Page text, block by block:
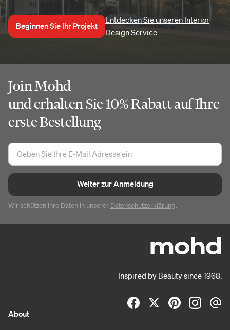
Beginnen Sie Ihr Projekt
Entdecken Sie unseren Interior
Design Service
Join Mohd
und erhalten Sie 10% Rabatt auf Ihre
erste Bestellung
Weiter zur Anmeldung
Wir schützen Ihre Daten in unserer Datenschutzerklärung.
Inspired by Beauty since 1968.
About